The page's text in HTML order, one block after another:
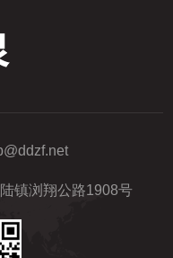
镇浏翔公路1908号